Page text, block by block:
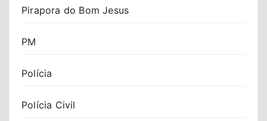
Pirapora do Bom Jesus
PM
Polícia
Polícia Civil